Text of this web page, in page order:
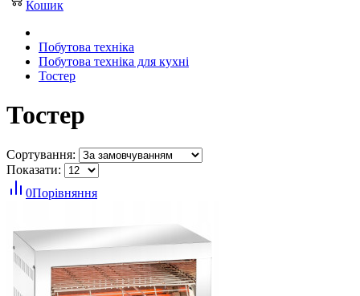
Кошик
Побутова техніка
Побутова техніка для кухні
Тостер
Тостер
Сортування:
Показати:
0Порівняння